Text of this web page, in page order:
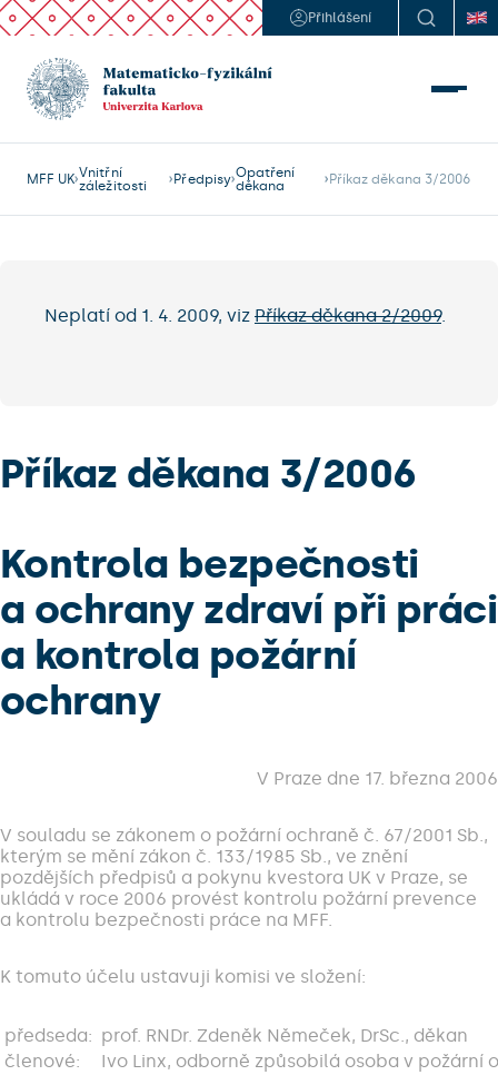
Přihlášení
MFF UK Vnitřní
záležitosti
Předpisy Opatření
děkana
Příkaz děkana 3/2006
Neplatí od 1. 4. 2009, viz Příkaz děkana 2/2009.
Příkaz děkana 3/2006
Kontrola bezpečnosti
a ochrany zdraví při práci
a kontrola požární
ochrany
V Praze dne 17. března 2006
V souladu se zákonem o požární ochraně č. 67/2001 Sb.,
kterým se mění zákon č. 133/1985 Sb., ve znění
pozdějších předpisů a pokynu kvestora UK v Praze, se
ukládá v roce 2006 provést kontrolu požární prevence
a kontrolu bezpečnosti práce na MFF.
K tomuto účelu ustavuji komisi ve složení:
předseda: prof. RNDr. Zdeněk Němeček, DrSc., děkan
členové:
Ivo Linx, odborně způsobilá osoba v požární